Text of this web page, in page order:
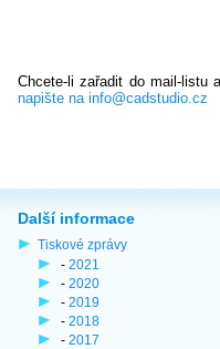
Chcete-li zařadit do mail-listu
napište na info@cadstudio.cz
Další informace
Tiskové zprávy
- 2021
- 2020
- 2019
- 2018
- 2017